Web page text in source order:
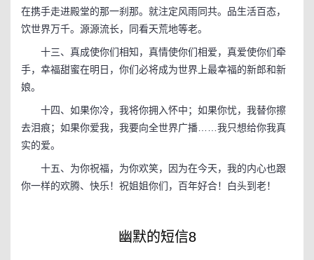
在携手走进殿堂的那一刹那。就注定风雨同共。品生活百态，
饮世界万千。源源流长，同看天荒地等老。
十三、真成使你们相知，真情使你们相爱，真爱使你们牵
手，幸福甜蜜在明日，你们必将成为世界上最幸福的新郎和新
娘。
十四、如果你冷，我将你拥入怀中；如果你忧，我替你擦
去泪痕；如果你爱我，我要向全世界广播……我只想给你我真
实的爱。
十五、为你祝福，为你欢笑，因为在今天，我的内心也跟
你一样的欢腾、快乐！祝姐姐你们，百年好合！白头到老！
幽默的短信8